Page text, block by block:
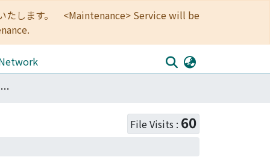
たします。 <Maintenance> Service will be
<京都大学防災研究所 令和2年度共同研究報告><一般共同研究(課題番号: 2019G-04)>全国砂浜海岸の粒度組成観測に基づく沿岸部の温暖化影響評価の試み
File Visits : 60